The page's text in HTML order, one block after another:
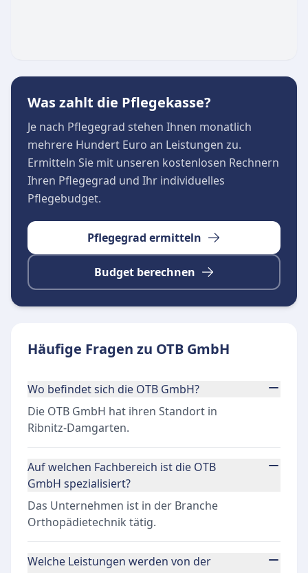
Was zahlt die Pflegekasse?
Je nach Pflegegrad stehen Ihnen monatlich
mehrere Hundert Euro an Leistungen zu.
Ermitteln Sie mit unseren kostenlosen Rechnern
Ihren Pflegegrad und Ihr individuelles
Pflegebudget.
Pflegegrad ermitteln
Budget berechnen
Häufige Fragen zu OTB GmbH
Wo befindet sich die OTB GmbH?
Die OTB GmbH hat ihren Standort in
Ribnitz-Damgarten.
Auf welchen Fachbereich ist die OTB
GmbH spezialisiert?
Das Unternehmen ist in der Branche
Orthopädietechnik tätig.
Welche Leistungen werden von der